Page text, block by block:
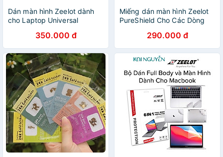
Dán màn hình Zeelot dành
cho Laptop Universal
350.000 đ
Miếng dán màn hình Zeelot
PureShield Cho Các Dòng
Wide - Hàng chính hãng
290.000 đ